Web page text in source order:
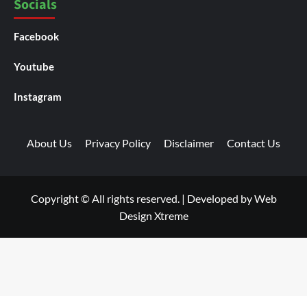
Socials
Facebook
Youtube
Instagram
About Us Privacy Policy Disclaimer Contact Us
Copyright © All rights reserved. | Developed byWeb
Design Xtreme